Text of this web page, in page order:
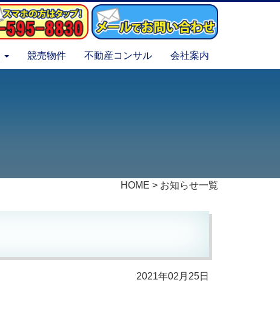
競売物件 不動産コンサル 会社案内
HOME > お知らせ一覧
2021年02月25日